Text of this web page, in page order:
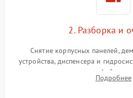
2. Разборка и
Снятие корпусных панелей,
устройства, диспенсера и
внутренних узлов от кофейных
Промывка дренажных каналов и
Подробнее